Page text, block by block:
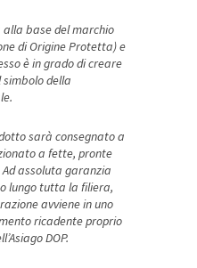
base del marchio
di Origine Protetta) e
è in grado di creare
simbolo della
sarà consegnato a
a fette, pronte
assoluta garanzia
lungo tutta la filiera,
avviene in uno
ricadente proprio
DOP.